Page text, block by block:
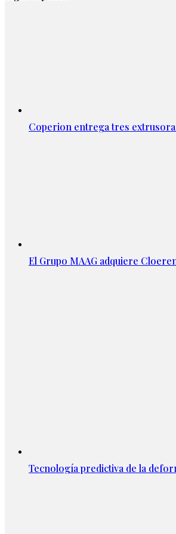
Coperion entrega tres
El Grupo MAAG adquiere
Tecnología predictiva de la